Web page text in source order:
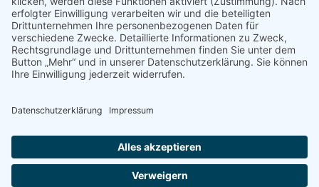
Presseinformationen abonnieren
ÜBER UNS
Naturschutzbund
Naturschutzjugend
Sponsoren & Partner